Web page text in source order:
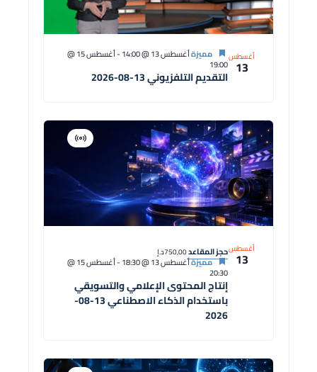
أغسطس
13 التقديم التلفزيوني 13-08-2026
مميزةأغسطس 13 @ 14:00 - أغسطس 15 @
19:00
أغسطس
13
إنتاج المحتوى الإعلامي والتسويقي
باستخدام الذكاء الاصطناعي 13-08-
2026
افتراضية
مميزةأغسطس 13 @ 18:30 - أغسطس 15 @
20:30
حجز المقاعد750,00د.إ